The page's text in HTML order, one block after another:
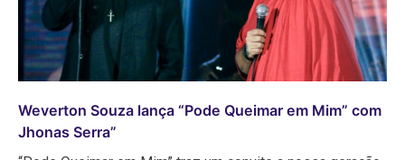
Weverton Souza lança “Pode Queimar em Mim” com
Jhonas Serra”